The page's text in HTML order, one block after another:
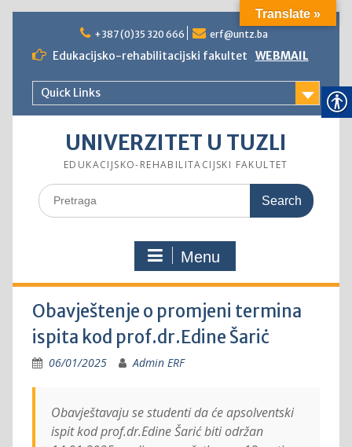
content
+387 (0)35 320 666 erf@untz.ba
Edukacijsko-rehabilitacijski fakultet WEBMAIL
Quick Links
UNIVERZITET U TUZLI
EDUKACIJSKO-REHABILITACIJSKI FAKULTET
Search
for:
Menu
Obavještenje o promjeni termina
ispita kod prof.dr.Edine Šariċ
06/01/2025 Admin ERF
Obavještavaju se studenti da će apsolventski
ispit kod prof.dr.Edine Šarić biti održan
Translate »